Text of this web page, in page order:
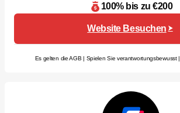
100% bis zu €200
Website Besuchen
Es gelten die AGB | Spielen Sie verantwortungsbewusst |